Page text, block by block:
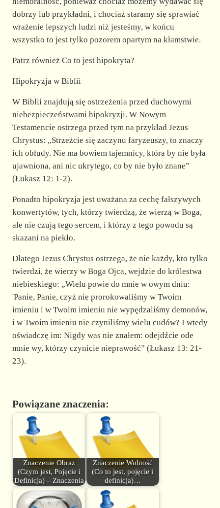
dobrzy lub przykładni, i chociaż staramy się sprawiać
wrażenie lepszych ludzi niż jesteśmy, w końcu
wszystko to jest tylko pozorem opartym na kłamstwie.
Patrz również Co to jest hipokryta?
Hipokryzja w Biblii
W Biblii znajdują się ostrzeżenia przed duchowymi
niebezpieczeństwami hipokryzji. W Nowym
Testamencie ostrzega przed tym na przykład Jezus
Chrystus: „Strzeżcie się zaczynu faryzeuszy, to znaczy
ich obłudy. Nie ma bowiem tajemnicy, która by nie była
ujawniona, ani nic ukrytego, co by nie było znane”
(Łukasz 12: 1-2).
Ponadto hipokryzja jest uważana za cechę fałszywych
konwertytów, tych, którzy twierdzą, że wierzą w Boga,
ale nie czują tego sercem, i którzy z tego powodu są
skazani na piekło.
Dlatego Jezus Chrystus ostrzega, że nie każdy, kto tylko
twierdzi, że wierzy w Boga Ojca, wejdzie do królestwa
niebieskiego: „Wielu powie do mnie w owym dniu:
'Panie, Panie, czyż nie prorokowaliśmy w Twoim
imieniu i w Twoim imieniu nie wypędzaliśmy demonów,
i w Twoim imieniu nie czyniliśmy wielu cudów? I wtedy
oświadczę im: Nigdy was nie znałem: odejdźcie ode
mnie wy, którzy czynicie nieprawość” (Łukasz 13: 21-
23).
Powiązane znaczenia:
Znaczenie Obraz
(Czym jest, Pojęcie i
Definicja) – Znaczenia
Znaczenie Wolność
(Co to jest, pojęcie i
definicja)…